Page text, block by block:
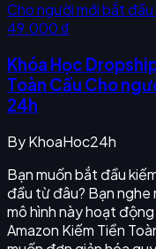
49.000 ₫
Khóa Học
Toàn Cầu Cho
24h
ByKhoaHoc24h
Bạn muốn bắt đầu
đầu từ đâu? Bạn
mô hình này hoạt
Amazon Kiếm Tiền